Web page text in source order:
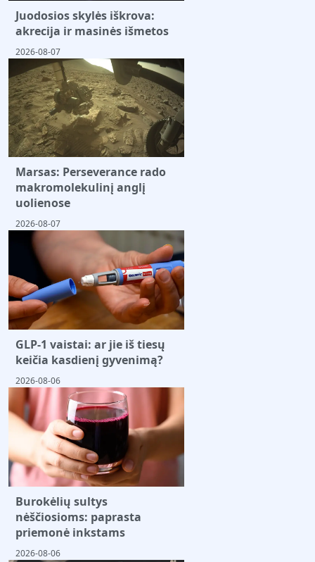
Juodosios skylės iškrova:
akrecija ir masinės išmetos
2026-08-07
Marsas: Perseverance rado
makromolekulinį anglį
uolienose
2026-08-07
GLP-1 vaistai: ar jie iš tiesų
keičia kasdienį gyvenimą?
2026-08-06
Burokėlių sultys
nėščiosioms: paprasta
priemonė inkstams
2026-08-06